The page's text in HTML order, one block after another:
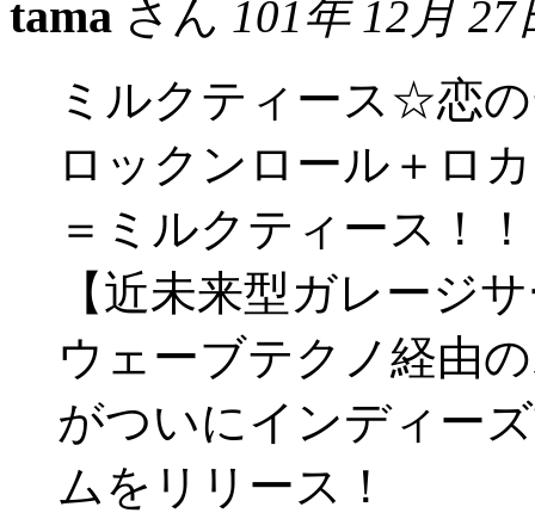
tama さん 101年 12月
ミルクティース☆恋
ロックンロール＋ロ
＝ミルクティース！！
【近未来型ガレージ
ウェーブテクノ経由
がついにインディー
ムをリリース！